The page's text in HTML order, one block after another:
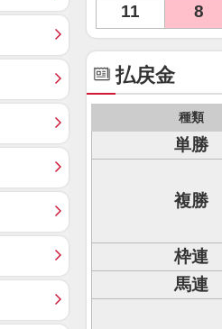
11
8
払戻金
種類
単勝
複勝
枠連
馬連